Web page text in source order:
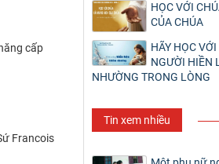
cấp
Francois
HỌC VỚI
CỦA CHÚA
HÃY HỌC
NGƯỜI HIỀN
NHƯỜNG TRONG LÒNG
Tin xem nhiều